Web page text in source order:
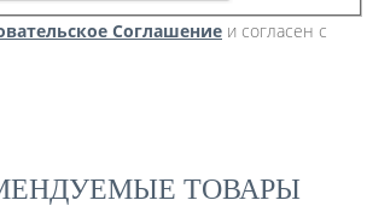
Cоглашение и согласен с
ТОВАРЫ